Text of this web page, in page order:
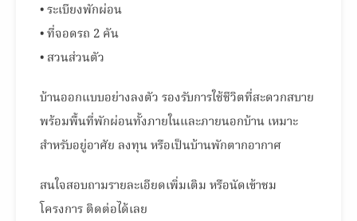
• ระเบียงพักผ่อน
• ที่จอดรถ 2 คัน
• สวนส่วนตัว
บ้านออกแบบอย่างลงตัว รองรับการใช้ชีวิตที่สะดวกสบาย
พร้อมพื้นที่พักผ่อนทั้งภายในและภายนอกบ้าน เหมาะ
สำหรับอยู่อาศัย ลงทุน หรือเป็นบ้านพักตากอากาศ
สนใจสอบถามรายละเอียดเพิ่มเติม หรือนัดเข้าชม
โครงการ ติดต่อได้เลย